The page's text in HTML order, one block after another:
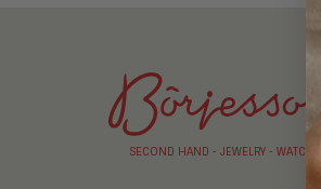
SECOND HAND - JEWELRY - WATCHES